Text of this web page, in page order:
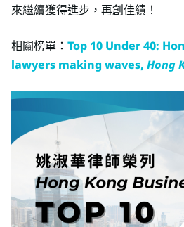
來繼續獲得進步，再創佳績！
相關榜單： Top 10 Under 40:
lawyers making waves, Hong